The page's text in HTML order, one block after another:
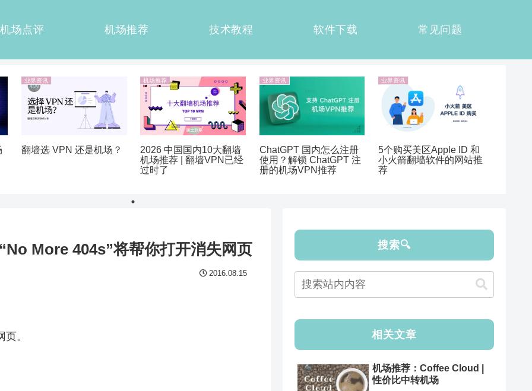
机场点评 机场推荐 技术教程 软件下载 常见问题
业界资讯
翻墙选 VPN 还是机场？
机场推荐
2026 中国国内10大翻墙
机场推荐 | 翻墙VPN已经
过时了
业界资讯
ChatGPT 国内怎么注册
使用？解锁 ChatGPT 注
册的机场VPN推荐
业界资讯
5个购买美区Apple ID 和
小火箭翻墙软件的网站推
荐
More 404s”将帮你打开消失网页
2016.08.15
。
搜索🔍
相关文章
机场推荐：Coffee Cloud |
性价比中转机场